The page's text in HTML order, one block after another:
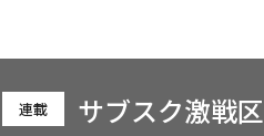
連載 サブスク激戦区